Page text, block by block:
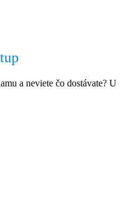
a neviete čo dostávate? U